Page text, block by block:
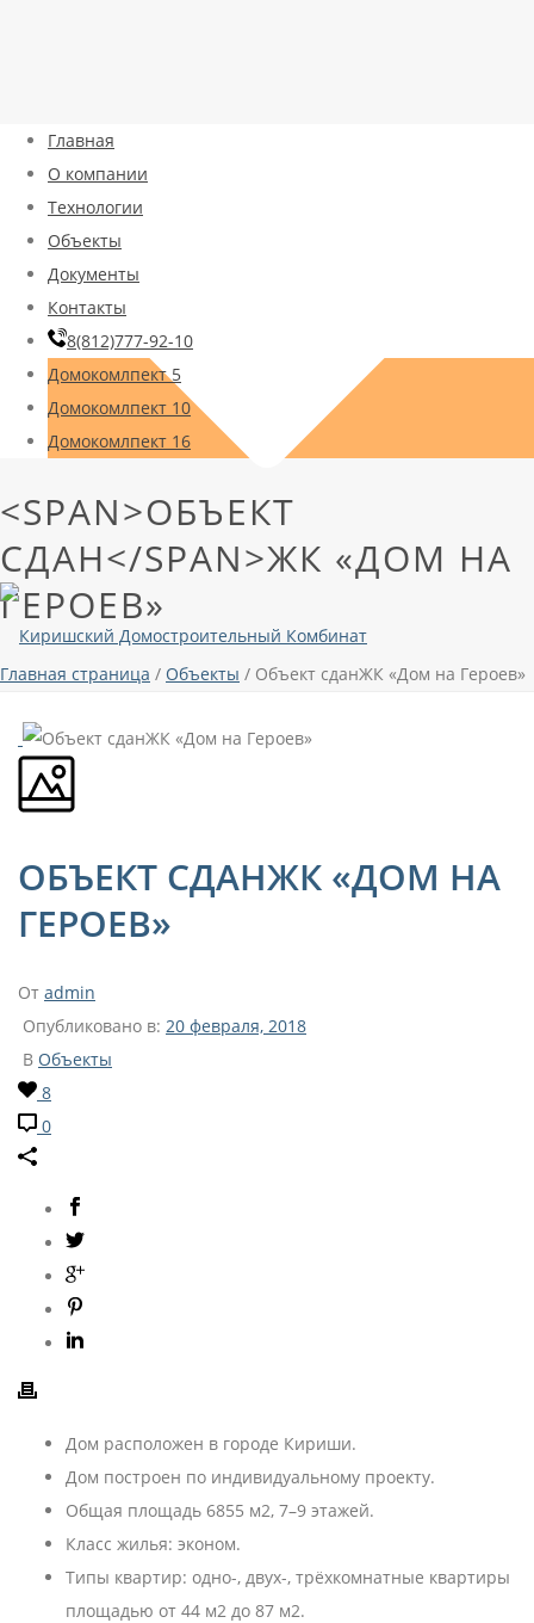
Главная
О компании
Технологии
Объекты
Документы
Контакты
8(812)777-92-10
Домокомлпект 5
Домокомлпект 10
Домокомлпект 16
<SPAN>ОБЪЕКТ
СДАН</SPAN>ЖК «ДОМ НА
ГЕРОЕВ»
Главная страница / Объекты / Объект сданЖК «Дом на Героев»
ОБЪЕКТ СДАНЖК «ДОМ НА
ГЕРОЕВ»
От admin
Опубликовано в: 20 февраля, 2018
В Объекты
8
0
Дом расположен в городе Кириши.
Дом построен по индивидуальному проекту.
Общая площадь 6855 м2, 7–9 этажей.
Класс жилья: эконом.
Типы квартир: одно-, двух-, трёхкомнатные квартиры
площадью от 44 м2 до 87 м2.